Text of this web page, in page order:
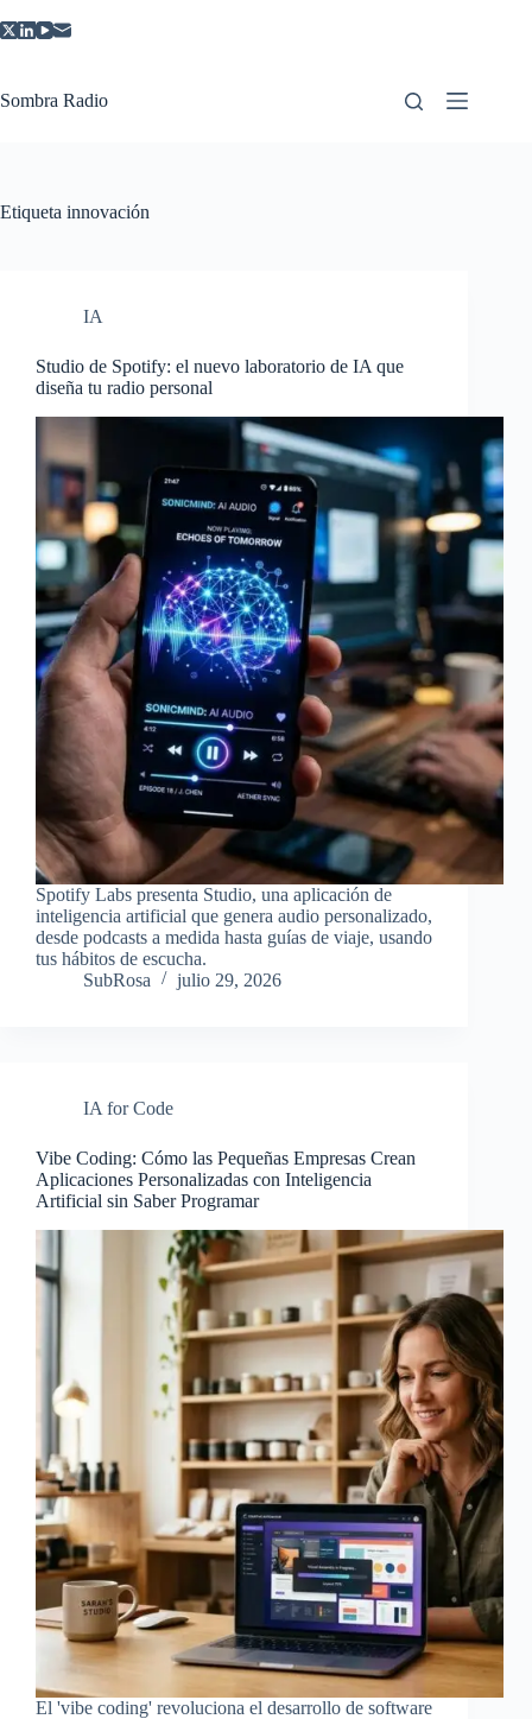
al
Sombra Radio
Etiqueta innovación
IA
Studio de Spotify: el nuevo laboratorio de IA que
diseña tu radio personal
Spotify Labs presenta Studio, una aplicación de
inteligencia artificial que genera audio personalizado,
desde podcasts a medida hasta guías de viaje, usando
tus hábitos de escucha.
SubRosa
julio 29, 2026
IA for Code
Vibe Coding: Cómo las Pequeñas Empresas Crean
Aplicaciones Personalizadas con Inteligencia
Artificial sin Saber Programar
El 'vibe coding' revoluciona el desarrollo de software